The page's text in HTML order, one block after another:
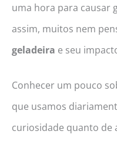
uma hora para causar
assim, muitos nem
geladeira e seu
Conhecer um pouco
que usamos
curiosidade quanto de